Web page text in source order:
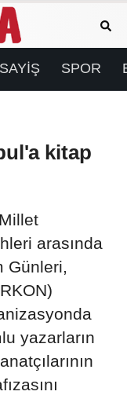
SPOR
kitap
arasında
Günleri,
yazarların